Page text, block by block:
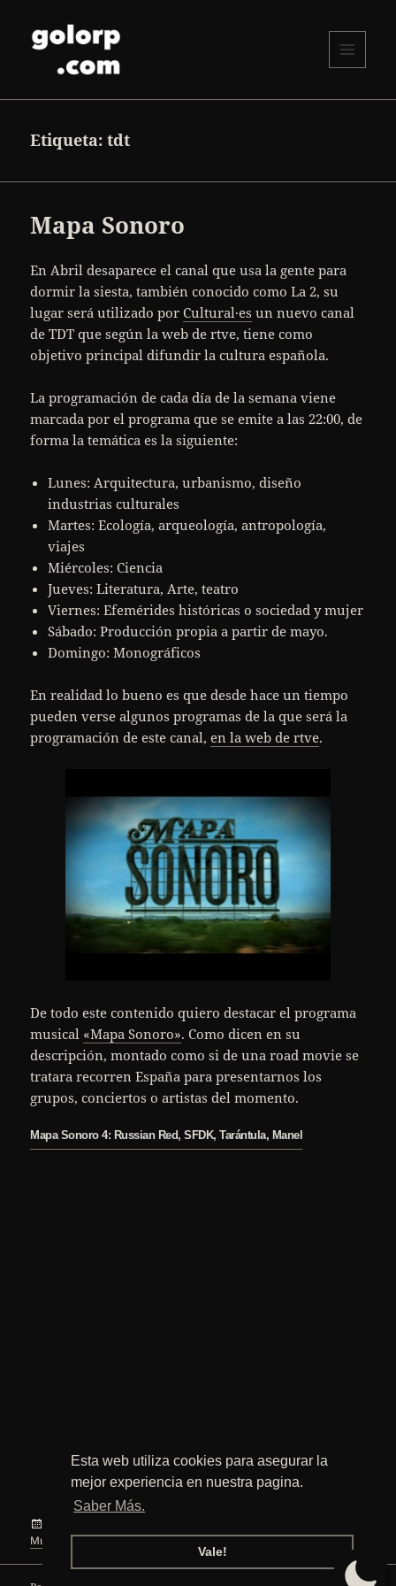
Esta web utiliza cookies para asegurar la
mejor experiencia en nuestra pagina.
Saber Más.
Vale!
WIDGETS
Etiqueta:tdt
Mapa Sonoro
En Abril desaparece el canal que usa la gente para
dormir la siesta, también conocido como La 2, su
lugar será utilizado porCultural·es un nuevo canal
de TDT que según la web de rtve, tiene como
objetivo principal difundir la cultura española.
La programación de cada día de la semana viene
marcada por el programa que se emite a las 22:00, de
forma la temática es la siguiente:
Lunes: Arquitectura, urbanismo, diseño
industrias culturales
Martes: Ecología, arqueología, antropología,
viajes
Miércoles: Ciencia
Jueves: Literatura, Arte, teatro
Viernes: Efemérides históricas o sociedad y mujer
Sábado: Producción propia a partir de mayo.
Domingo: Monográficos
En realidad lo bueno es que desde hace un tiempo
pueden verse algunos programas de la que será la
programación de este canal,en la web de rtve.
De todo este contenido quiero destacar el programa
musical «Mapa Sonoro». Como dicen en su
descripción, montado como si de una road movie se
tratara recorren España para presentarnos los
grupos, conciertos o artistas del momento.
Mapa Sonoro 4: Russian Red, SFDK, Tarántula, Manel
Música
rtve,tdt,televisión,vídeo